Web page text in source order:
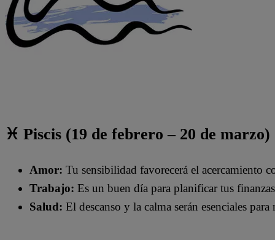
♓ Piscis (19 de febrero – 20 de marzo)
Amor: Tu sensibilidad favorecerá el acercamiento
Trabajo: Es un buen día para planificar tus
Salud: El descanso y la calma serán esenciales